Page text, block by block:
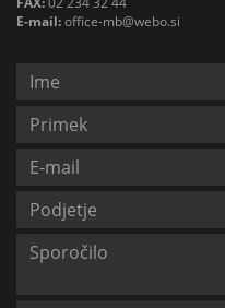
E-mail:office-mb@webo.si